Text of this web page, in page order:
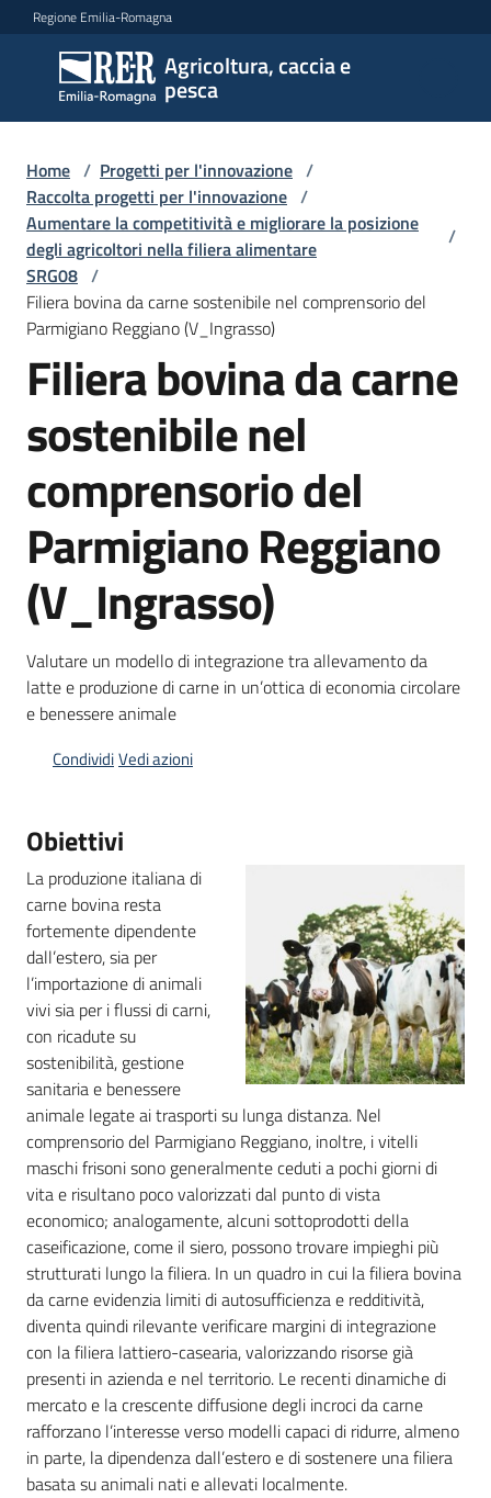
Vai al contenuto
Vai alla navigazione
Vai al footer
Regione Emilia-Romagna
Agricoltura, caccia e
pesca
Agricoltura,
caccia e
pesca
Argomenti
Novità
Servizi
Leggi
atti
bandi
Piani
programmi
progetti
Agricoltura
Seguici
su
Home / Progetti per l'innovazione /
Raccolta progetti per l'innovazione /
Aumentare la competitività e migliorare la posizione
degli agricoltori nella filiera alimentare
/
SRG08 /
Filiera bovina da carne sostenibile nel comprensorio del
Parmigiano Reggiano (V_Ingrasso)
Filiera bovina da carne
sostenibile nel
comprensorio del
Parmigiano Reggiano
(V_Ingrasso)
Valutare un modello di integrazione tra allevamento da
latte e produzione di carne in un’ottica di economia circolare
e benessere animale
CondividiVedi azioni
Obiettivi
La produzione italiana di
carne bovina resta
fortemente dipendente
dall’estero, sia per
l’importazione di animali
vivi sia per i flussi di carni,
con ricadute su
sostenibilità, gestione
sanitaria e benessere
animale legate ai trasporti su lunga distanza. Nel
comprensorio del Parmigiano Reggiano, inoltre, i vitelli
maschi frisoni sono generalmente ceduti a pochi giorni di
vita e risultano poco valorizzati dal punto di vista
economico; analogamente, alcuni sottoprodotti della
caseificazione, come il siero, possono trovare impieghi più
strutturati lungo la filiera. In un quadro in cui la filiera bovina
da carne evidenzia limiti di autosufficienza e redditività,
diventa quindi rilevante verificare margini di integrazione
con la filiera lattiero-casearia, valorizzando risorse già
presenti in azienda e nel territorio. Le recenti dinamiche di
mercato e la crescente diffusione degli incroci da carne
rafforzano l’interesse verso modelli capaci di ridurre, almeno
in parte, la dipendenza dall’estero e di sostenere una filiera
basata su animali nati e allevati localmente.